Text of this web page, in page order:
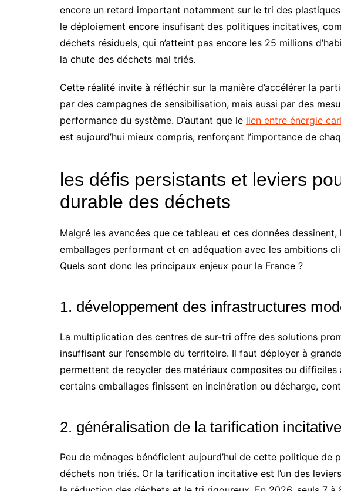
encore un retard important notamment sur le tri des
le déploiement encore insufisant des politiques incitatives,
déchets résiduels, qui n’atteint pas encore les 25 millions
la chute des déchets mal triés.
Cette réalité invite à réfléchir sur la manière d’accélérer la
par des campagnes de sensibilisation, mais aussi par des
performance du système. D’autant que le lien entre énergie
est aujourd’hui mieux compris, renforçant l’importance de
les défis persistants et leviers
durable des déchets
Malgré les avancées que ce tableau et ces données
emballages performant et en adéquation avec les ambitions
Quels sont donc les principaux enjeux pour la France ?
1. développement des infrastructures
La multiplication des centres de sur-tri offre des solutions
insuffisant sur l’ensemble du territoire. Il faut déployer à
permettent de recycler des matériaux composites ou difficiles
certains emballages finissent en incinération ou décharge,
2. généralisation de la tarification incitative
Peu de ménages bénéficient aujourd’hui de cette politique de
déchets non triés. Or la tarification incitative est l’un des